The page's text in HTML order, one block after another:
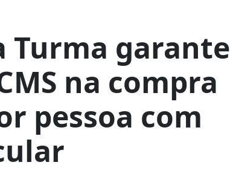
Turma garante
na compra
pessoa com